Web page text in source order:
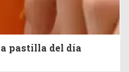
pastilla del día